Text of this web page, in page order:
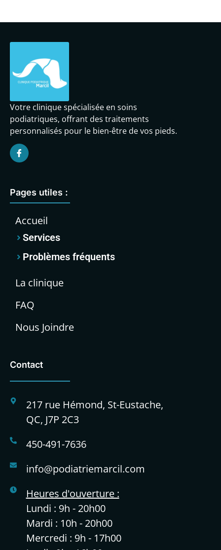
Votre clinique spécialisée en soins
podiatriques, offrant des traitements
personnalisés pour le bien-être de vos pieds.
Pages utiles :
Accueil
Services
Problèmes fréquents
La clinique
FAQ
Nous Joindre
Contact
217 rue Hémond, St-Eustache,
QC, J7P 2C3
450-491-7636
info@podiatriemarcil.com
Heures d'ouverture :
Lundi : 9h - 20h00
Mardi : 10h - 20h00
Mercredi : 9h - 17h00